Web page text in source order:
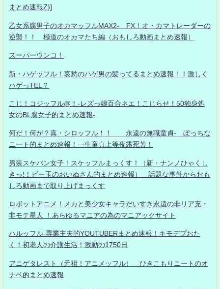
まとめ速報Z)]
乙女系腐男子のオカマッフルMAX2- FX！オ・カマトレーダーの
逆襲！！ 極道のオカマたち編（おもしろ動画まとめ速報）
スーパーウンコ！
新・ハゲッフル！哀愁のハゲ男の髪ってるまとめ速報！！激しく
ハゲっTEL？
こじ！コジッフル@！-レズっ娘百合ネエ！こじらせ！50独身処
女のBL腐女子的まとめ速報-
何だ！何が？真・シロッフル！！ 永遠の無職童貞- ぼっちな
ニート的まとめ速報！一生童貞上等夜露死苦！
男装スケバン女子！スケッフルまっくす！（新・ナンノひゃくし
きっ!！ビー玉のおいぬさん的まとめ速報） 話題な事件からおも
しろ動画まで取り上げまっくす
ロボットアニメ！メカと美少女キャラだいすき永遠の非リア充・
非モテ星人 ！あらゆるマニアの為のマニアックサイト
ハルッフル-専業主夫的YOUTUBERまとめ速報！キモデブおた
く！初老人の介護生活！激動の1750日
アニゲタレスト（元祖！アニメッフル） ひきこもりニートのオ
ナベ的まとめ速報